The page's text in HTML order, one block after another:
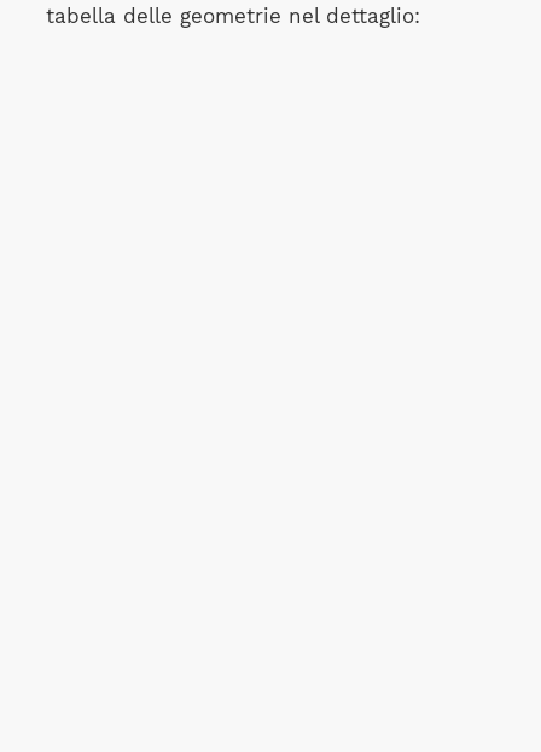
tabella delle geometrie nel dettaglio: